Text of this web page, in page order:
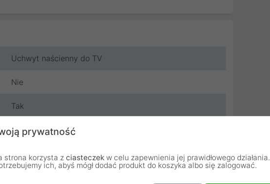
Uchwyt naścienny do TV
Nie
Tak
Tak
Nie
prywatność
strona korzysta z ciasteczek w celu zapewnienia jej prawidłowego działania.
ich, abyś mógł dodać produkt do koszyka albo się zalogować.